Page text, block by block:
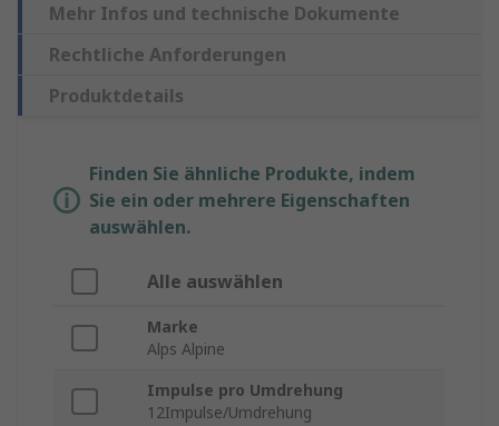
Mehr Infos und technische Dokumente
Rechtliche Anforderungen
Produktdetails
Finden Sie ähnliche Produkte, indem
Sie ein oder mehrere Eigenschaften
auswählen.
Alle auswählen
Marke
Alps Alpine
Impulse pro Umdrehung
12Impulse/Umdrehung